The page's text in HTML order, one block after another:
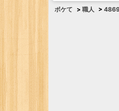
ボケて > 職人 >